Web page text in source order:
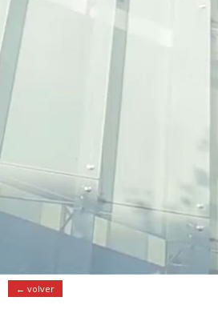
← volver